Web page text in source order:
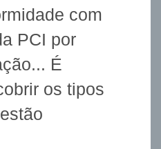
com
PCI por
É
os tipos